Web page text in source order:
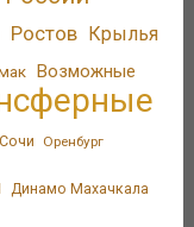
Ростов
Крылья
Возможные
Сочи Оренбург
Динамо Махачкала